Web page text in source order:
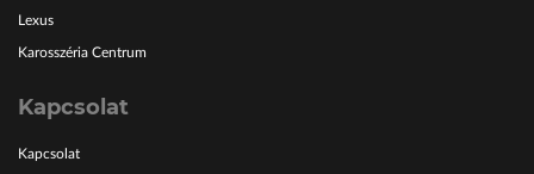
Lexus
Karosszéria Centrum
Kapcsolat
Kapcsolat